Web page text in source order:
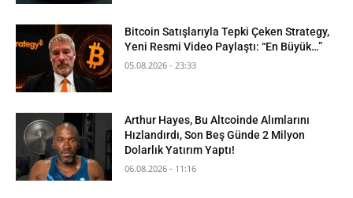
Bitcoin Satışlarıyla Tepki Çeken Strategy,
Yeni Resmi Video Paylaştı: “En Büyük…”
05.08.2026 - 23:33
Arthur Hayes, Bu Altcoinde Alımlarını
Hızlandırdı, Son Beş Günde 2 Milyon
Dolarlık Yatırım Yaptı!
06.08.2026 - 11:16